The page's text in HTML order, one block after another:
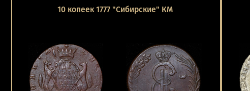
10 копеек 1777 "Сибирские" КМ